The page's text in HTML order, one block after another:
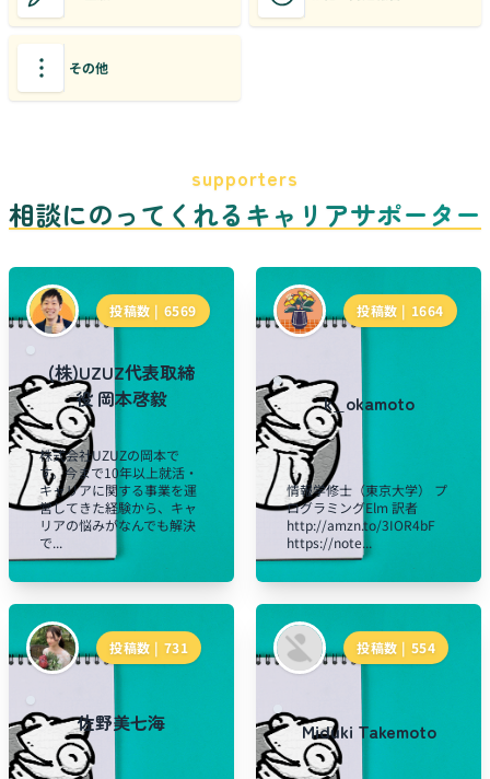
その他
supporters
相談にのってくれるキャリアサポーター
投稿数 | 6569
(株)UZUZ代表取締
役 岡本啓毅
株式会社UZUZの岡本で
す。今まで10年以上就活・
キャリアに関する事業を運
営してきた経験から、キャ
リアの悩みがなんでも解決
で...
投稿数 | 1664
k_okamoto
情報学修士（東京大学） プ
ログラミングElm 訳者
http://amzn.to/3IOR4bF
https://note...
投稿数 | 731
佐野美七海
投稿数 | 554
Miduki Takemoto